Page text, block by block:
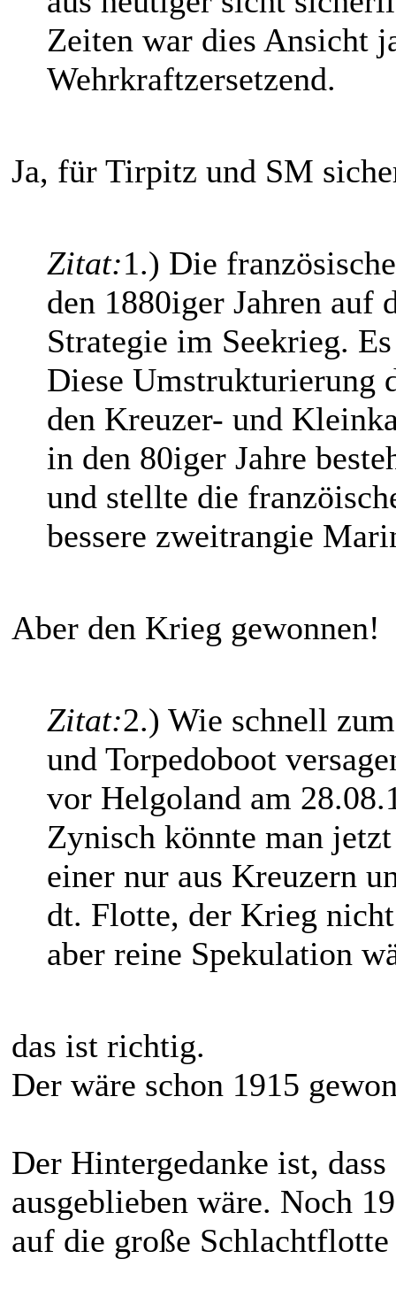
Zeiten war dies Ansicht
Wehrkraftzersetzend.
Ja, für Tirpitz und SM
Zitat:1.) Die
den 1880iger Jahren
Strategie im Seekrieg.
Diese Umstrukturierung
den Kreuzer- und
in den 80iger Jahre
und stellte die
bessere zweitrangie
Aber den Krieg gewonnen!
Zitat:2.) Wie schnell
und Torpedoboot
vor Helgoland am
Zynisch könnte man
einer nur aus Kreuzern
dt. Flotte, der Krieg
aber reine Spekulation
das ist richtig.
Der wäre schon 1915
Der Hintergedanke ist,
ausgeblieben wäre. Noch
auf die große